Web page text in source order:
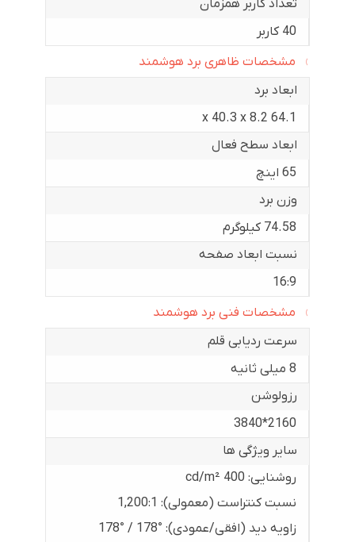
تعداد کاربر همزمان
40 کاربر
مشخصات ظاهری برد هوشمند
ابعاد برد
64.1 x 40.3 x 8.2
ابعاد سطح فعال
65 اینچ
وزن برد
74.58 کیلوگرم
نسبت ابعاد صفحه
16:9
مشخصات فنی برد هوشمند
سرعت ردیابی قلم
8 میلی ثانیه
رزولوشن
2160*3840
سایر ویژگی ها
روشنایی: 400 cd/m²
نسبت کنتراست (معمولی): ‎1,200:1
زاویه دید (افقی/عمودی): ‎178° / 178°